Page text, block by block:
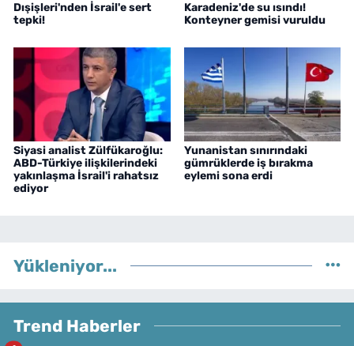
Dışişleri'nden İsrail'e sert
tepki!
Karadeniz'de su ısındı!
Konteyner gemisi vuruldu
Siyasi analist Zülfükaroğlu:
ABD-Türkiye ilişkilerindeki
yakınlaşma İsrail'i rahatsız
ediyor
Yunanistan sınırındaki
gümrüklerde iş bırakma
eylemi sona erdi
Yükleniyor...
Trend Haberler